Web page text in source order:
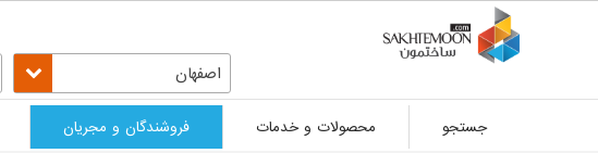
اصفهان
جستجو محصولات و خدمات فروشندگان و مجریان